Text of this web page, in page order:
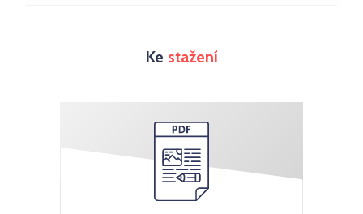
Ke stažení